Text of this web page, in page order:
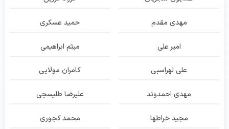
مهدی مقدم حمید عسکری
امیر علی میثم ابراهیمی
علی لهراسبی کامران مولایی
مهدی احمدوند علیرضا طلیسچی
مجید خراطها محمد کجوری